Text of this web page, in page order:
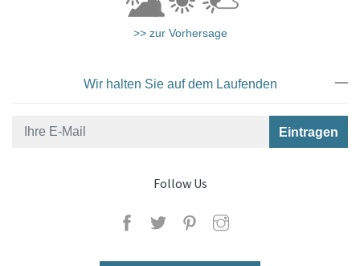
>> zur Vorhersage
Wir halten Sie auf dem Laufenden
Follow Us